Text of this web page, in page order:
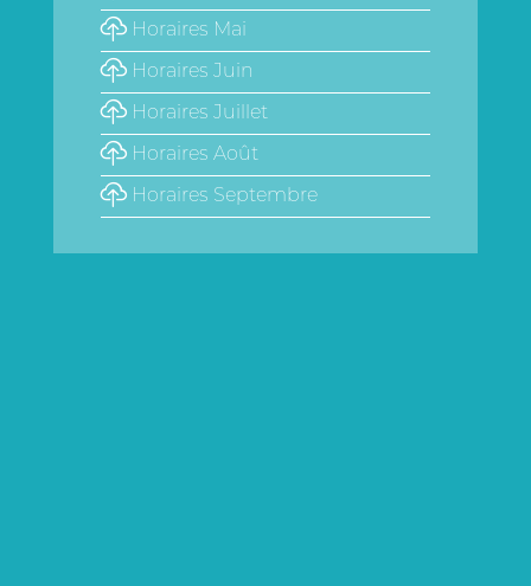
Horaires Mai
Horaires Juin
Horaires Juillet
Horaires Août
Horaires Septembre